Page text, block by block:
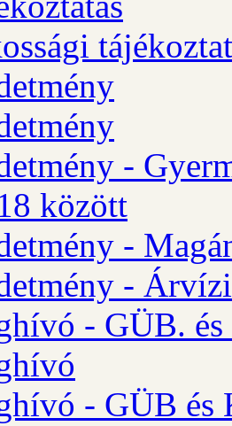
-
között
-
-
- GÜB.
- GÜB és